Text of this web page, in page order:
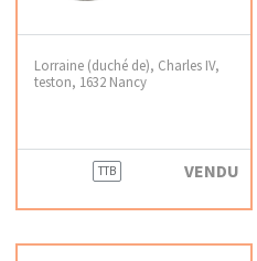
Lorraine (duché de), Charles IV,
teston, 1632 Nancy
TTB VENDU